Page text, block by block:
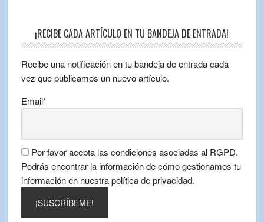
¡RECIBE CADA ARTÍCULO EN TU BANDEJA DE ENTRADA!
Recibe una notificación en tu bandeja de entrada cada
vez que publicamos un nuevo artículo.
Email*
Por favor acepta las condiciones asociadas al RGPD.
Podrás encontrar la información de cómo gestionamos tu
información en nuestra política de privacidad.